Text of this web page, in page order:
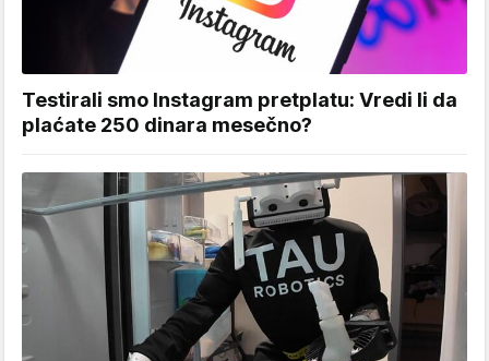
Testirali smo Instagram pretplatu: Vredi li da
plaćate 250 dinara mesečno?